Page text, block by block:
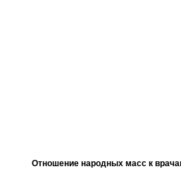
Отношение народных масс к